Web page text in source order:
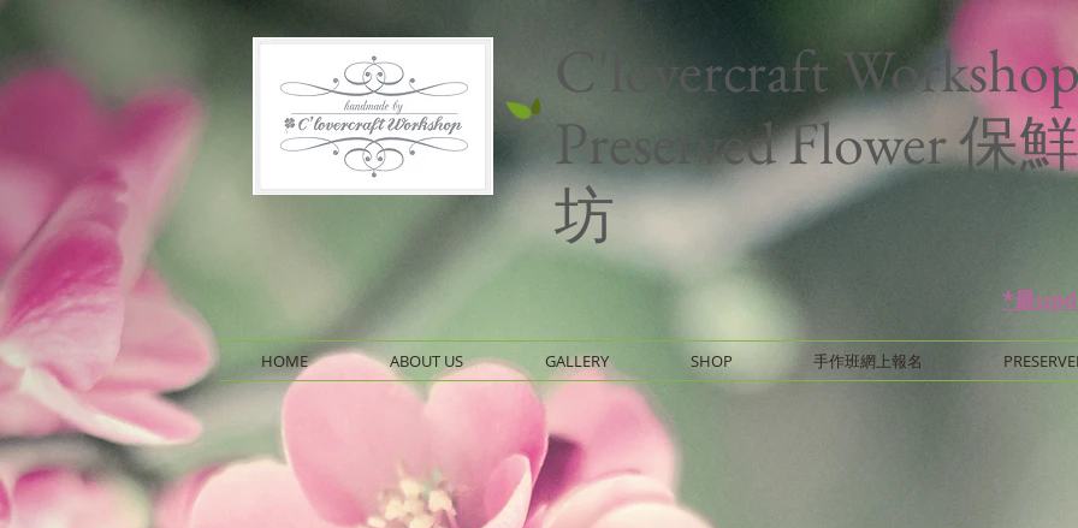
C'lovercraft
Preserved Flower 保
坊
*最
HOME ABOUT US GALLERY SHOP 手作班網上報名